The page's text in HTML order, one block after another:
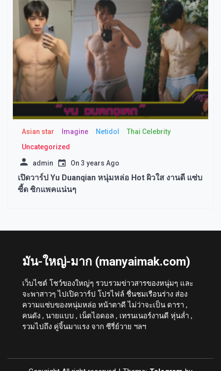
Asian star Imagine​ Netidol
Thai Celebrity
Uncategorized
admin On 3 years Ago
เปิดวาร์ป Yu Duanqian หนุ่มหล่อ Hot ผิวใส งานดี แซ่บ
ซี้ด ซิกแพคแน่นๆ
มัน-ใหญ่-มาก (manyaimak.com)
เว็บไซต์ โชว์ของใหญ่ๆ รวบรวมข่าวสารของหนุ่มๆ และ
จะพาสาวๆ ไปเปิดวาร์ป โปรไฟล์ ชื่นชมเรือนร่าง ส่อง
ความแซ่บของหนุ่มหล่อ หน้าตาดี ไม่ว่าจะเป็น ดารา ,
คนดัง , นายแบบ , เน็ตไอดอล , เทรนเนอร์งานดี หุ่นล่ำ ,
รวมไปถึง คู่จิ้นมาแรง จาก ซีรี่ย์วาย ฯลฯ